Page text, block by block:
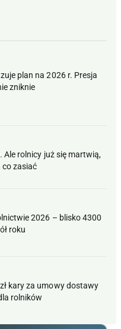
plan na 2026 r. Presja
zniknie
Ale rolnicy już się martwią,
co zasiać
2026 – blisko 4300
roku
kary za umowy dostawy
rolników